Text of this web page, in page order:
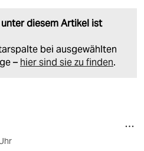
diesem Artikel ist
bei ausgewählten
– hier sind sie zu finden.